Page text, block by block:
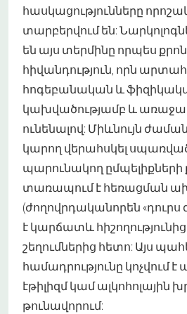
հասկացությունները
տարբերվում են:
են այս տերմինը որպես
հիվանդություն, որն
հոգեբանական և
կախվածությամբ և
ունենալով: Միևնույն
կարող վերահսկել սպառված
պարունակող ըմպելիքների
տառապում է հեռացման
(ժողովրդականորեն «դուրս
է կարճատև
շեղումներից հետո: Այս
համադրությունը կոչվում է
էթիլիզմ կամ ալկոհոլային
թունավորում: